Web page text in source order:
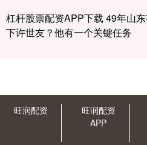
杠杆股票配资APP下载 49年山
下许世友？他有一个关键任务
旺润配资
旺润配资
APP